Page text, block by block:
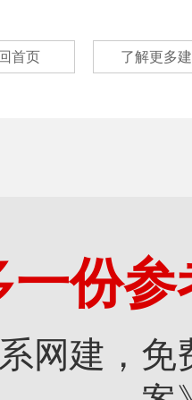
首页 了解更多
一份
网建，免